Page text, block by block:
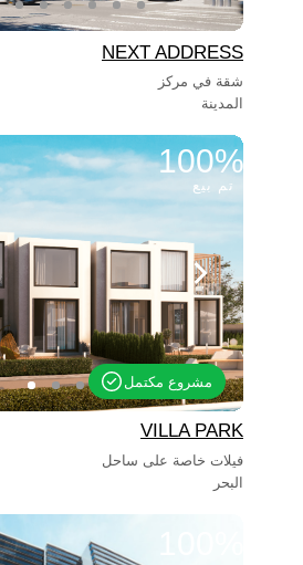
مشروع مكتمل
100%
تم بيع
NEXT ADDRESS
شقة في مركز
المدينة
VILLA PARK
فيلات خاصة على ساحل
البحر